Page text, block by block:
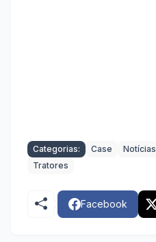
Categorias: Case Notícias
Tratores
Facebook